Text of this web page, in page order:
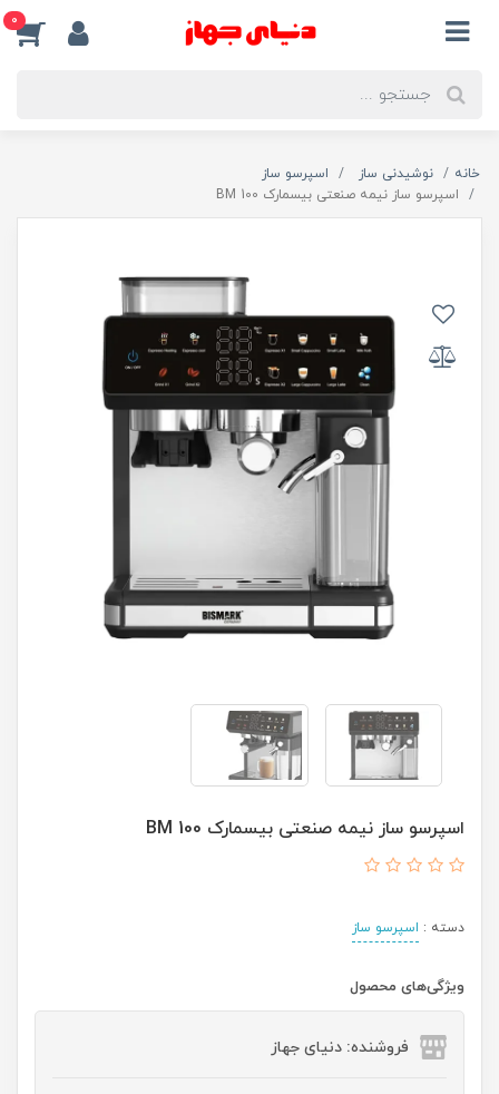
0
خانه نوشیدنی ساز
اسپرسو ساز
اسپرسو ساز نیمه صنعتی بیسمارک BM 100
اسپرسو ساز نیمه صنعتی بیسمارک BM 100
دسته : اسپرسو ساز
ویژگی‌های محصول
فروشنده: دنیای جهاز